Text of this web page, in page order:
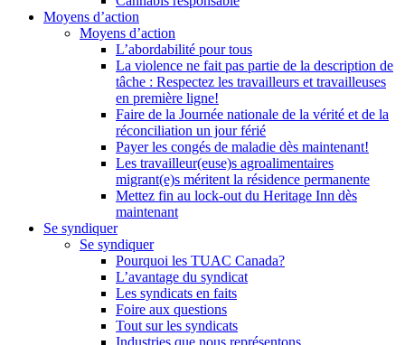
Moyens d’action
Moyens d’action
L’abordabilité pour tous
La violence ne fait pas partie de la description de
tâche : Respectez les travailleurs et travailleuses
en première ligne!
Faire de la Journée nationale de la vérité et de la
réconciliation un jour férié
Payer les congés de maladie dès maintenant!
Les travailleur(euse)s agroalimentaires
migrant(e)s méritent la résidence permanente
Mettez fin au lock-out du Heritage Inn dès
maintenant
Se syndiquer
Se syndiquer
Pourquoi les TUAC Canada?
L’avantage du syndicat
Les syndicats en faits
Foire aux questions
Tout sur les syndicats